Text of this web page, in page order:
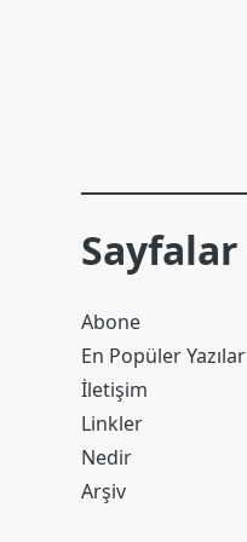
Sayfalar
Abone
En Popüler Yazılar
İletişim
Linkler
Nedir
Arşiv